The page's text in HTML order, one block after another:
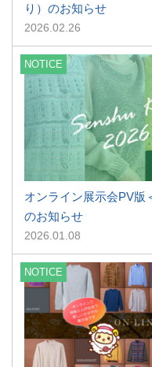
り）のお知らせ
2026.02.26
NOTICE
オンライン展示会PV版
のお知らせ
2026.01.08
NOTICE